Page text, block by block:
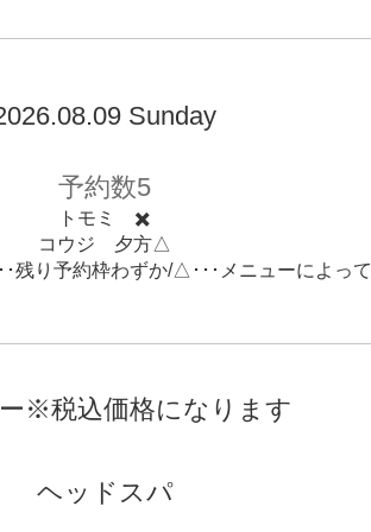
Sunday
予約数5
トモミ ✖️
コウジ 夕方△
り予約枠わずか/△･･･メニューによっ
※税込価格になります
ヘッドスパ